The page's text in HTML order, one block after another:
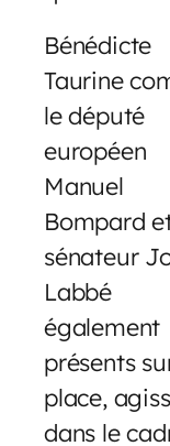
Bénédicte
Taurine
le député
européen
Manuel
Bompard
sénateur
Labbé
également
présents
place,
dans le